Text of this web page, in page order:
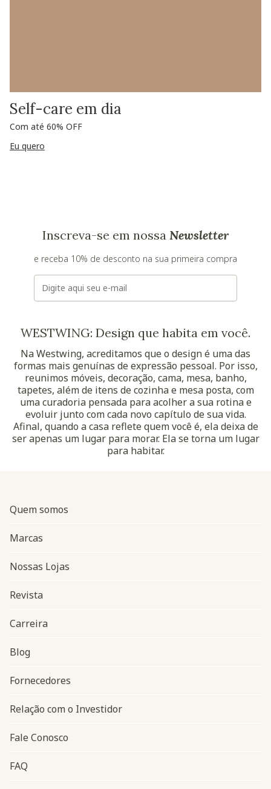
Self-care em dia
Com até 60% OFF
Eu quero
Inscreva-se em nossa Newsletter
e receba 10% de desconto na sua primeira compra
E-mail
WESTWING: Design que habita em você.
Na Westwing, acreditamos que o design é uma das
formas mais genuínas de expressão pessoal. Por isso,
reunimos móveis, decoração, cama, mesa, banho,
tapetes, além de itens de cozinha e mesa posta, com
uma curadoria pensada para acolher a sua rotina e
evoluir junto com cada novo capítulo de sua vida.
Afinal, quando a casa reflete quem você é, ela deixa de
ser apenas um lugar para morar. Ela se torna um lugar
para habitar.
Navegação do rodapé
Quem somos
Marcas
Nossas Lojas
Revista
Carreira
Blog
Fornecedores
Relação com o Investidor
Fale Conosco
FAQ